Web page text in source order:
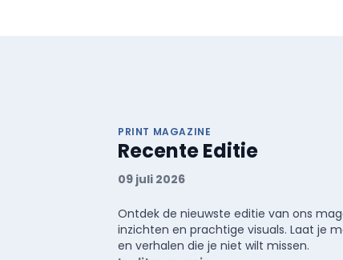
PRINT MAGAZINE
Recente Editie
09 juli 2026
Ontdek de nieuwste editie van ons
inzichten en prachtige visuals. Laat je
en verhalen die je niet wilt missen.